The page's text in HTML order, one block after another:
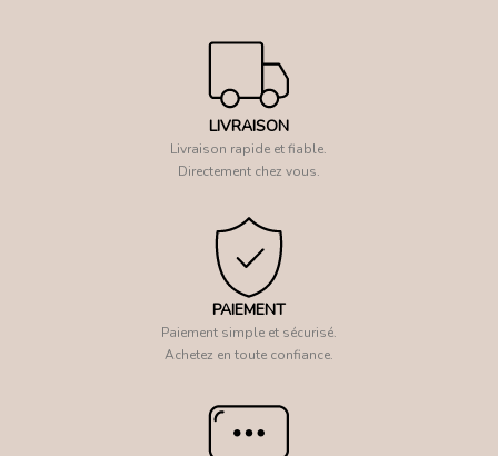
LIVRAISON
Livraison rapide et fiable.
Directement chez vous.
PAIEMENT
Paiement simple et sécurisé.
Achetez en toute confiance.